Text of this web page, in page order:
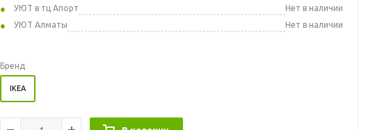
УЮТ в тц Апорт
Нет в наличии
УЮТ Алматы
Нет в наличии
Бренд
IKEA